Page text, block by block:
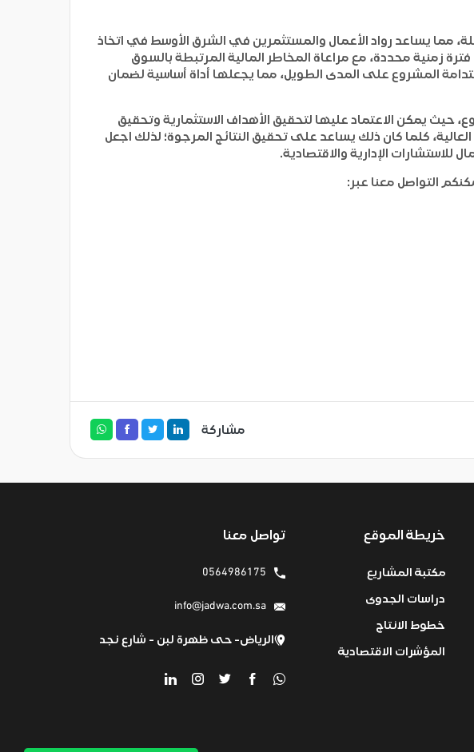
مما يساعد رواد الأعمال والمستثمرين في الشرق الأوسط في اتخاذ
زمنية محددة، مع مراعاة المخاطر المالية المرتبطة بالسوق
المشروع على المدى الطويل، مما يجعلها أداة أساسية لضمان
حيث يمكن الاعتماد عليها لتحقيق الأهداف الاستثمارية وتحقيق
كلما كان ذلك يساعد على تحقيق النتائج المرجوة؛ لذلك اجعل
الإدارية والاقتصادية.
التواصل معنا عبر:
مشاركة
خريطة الموقع
مكتبة المشاريع
دراسات الجدوى
خطوط الانتاج
المؤشرات الاقتصادية
تواصل معنا
0564986175
info@jadwa.com.sa
الرياض- حى ظهرة لبن - شارع نجد